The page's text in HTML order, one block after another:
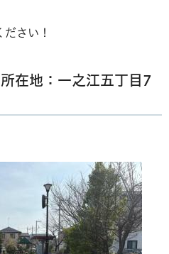
さい！
在地：一之江五丁目7